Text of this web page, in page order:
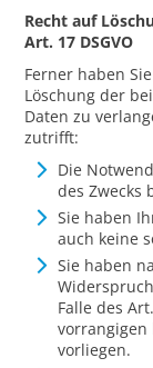
Recht auf
Art. 17 DSGVO
Ferner haben
Löschung der
Daten zu
zutrifft:
Die
des Zwecks
Sie haben
auch keine
Sie haben
Falle des
vorliegen.